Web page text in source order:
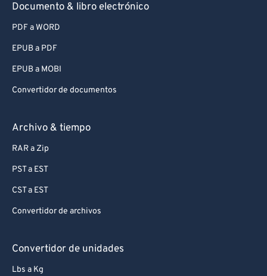
Documento & libro electrónico
PDF a WORD
EPUB a PDF
EPUB a MOBI
Convertidor de documentos
Archivo & tiempo
RAR a Zip
PST a EST
CST a EST
Convertidor de archivos
Convertidor de unidades
Lbs a Kg